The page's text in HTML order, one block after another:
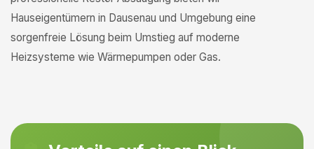
Hauseigentümern in Dausenau und Umgebung eine
sorgenfreie Lösung beim Umstieg auf moderne
Heizsysteme wie Wärmepumpen oder Gas.